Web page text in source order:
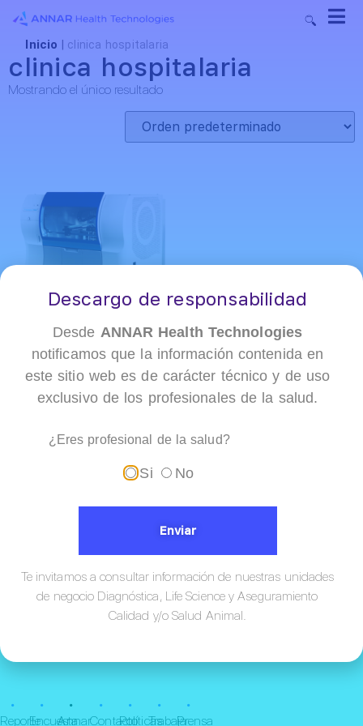
Inicio clinica hospitalaria
clinica hospitalaria
Mostrando el único resultado
STA Compact MAX 3
¡Conócenos!
•
Reporte
•
Encuesta
•
Annar
•
Contacto
•
Políticas
•
Trabaja
•
Prensa
Descargo de responsabilidad
Desde ANNAR Health Technologies
notificamos que la información contenida en
este sitio web es de carácter técnico y de uso
exclusivo de los profesionales de la salud.
¿Eres profesional de la salud?
Si No
Enviar
Te invitamos a consultar información de nuestras unidades
de negocio Diagnóstica, Life Science y Aseguramiento
Calidad y/o Salud Animal.